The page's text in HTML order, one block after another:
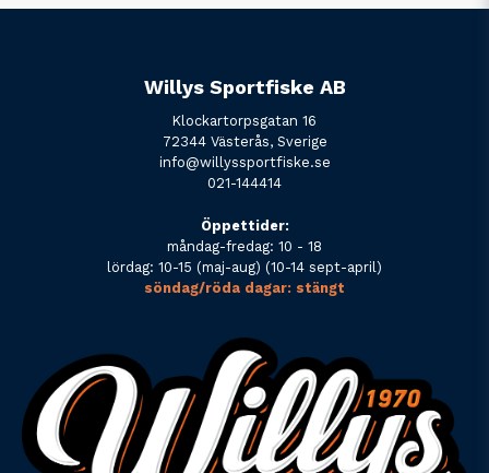
Willys Sportfiske AB
Klockartorpsgatan 16
72344 Västerås, Sverige
info@willyssportfiske.se
021-144414
Öppettider:
måndag-fredag: 10 - 18
lördag: 10-15 (maj-aug) (10-14 sept-april)
söndag/röda dagar: stängt